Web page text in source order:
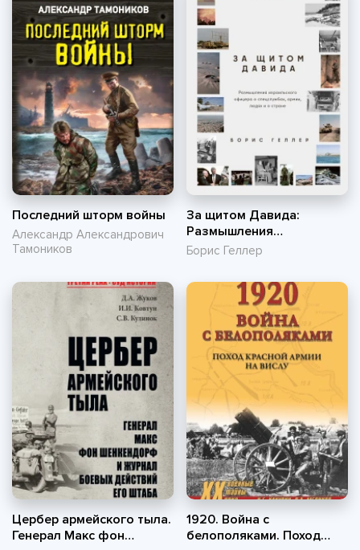
Последний шторм войны
Александр Александрович
Тамоников
За щитом Давида:
Размышления
израильского офицера о
о стране
Борис Геллер
Цербер армейского тыла.
Генерал Макс фон
1920. Война с
белополяками. Поход